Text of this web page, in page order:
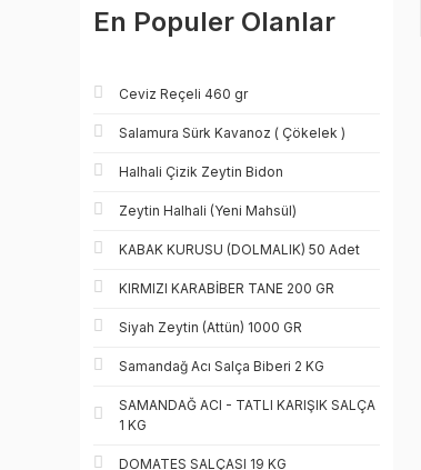
En Populer Olanlar
Ceviz Reçeli 460 gr
Salamura Sürk Kavanoz ( Çökelek )
Halhali Çizik Zeytin Bidon
Zeytin Halhali (Yeni Mahsül)
KABAK KURUSU (DOLMALIK) 50 Adet
KIRMIZI KARABİBER TANE 200 GR
Siyah Zeytin (Attün) 1000 GR
Samandağ Acı Salça Biberi 2 KG
SAMANDAĞ ACI - TATLI KARIŞIK SALÇA
1 KG
DOMATES SALÇASI 19 KG